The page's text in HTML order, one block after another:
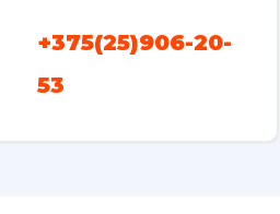
+375(25)906-20-
53